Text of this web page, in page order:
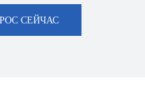
СЕЙЧАС